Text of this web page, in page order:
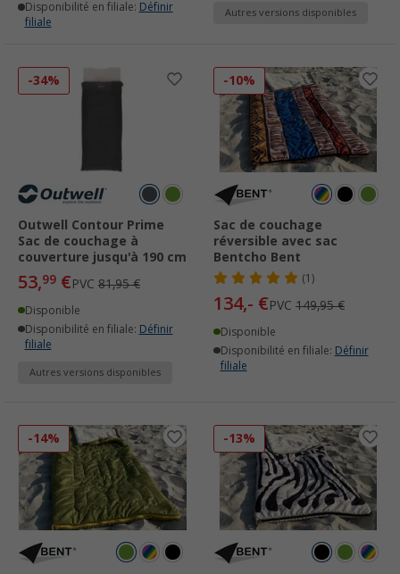
Disponibilité en filiale: Définir
filiale
Autres versions disponibles
-34%
Outwell Contour Prime
Sac de couchage à
couverture jusqu'à 190 cm
53,99 €PVC 81,95 €
Disponible
Disponibilité en filiale: Définir
filiale
Autres versions disponibles
-10%
Sac de couchage
réversible avec sac
Bentcho Bent
(1)
134,- €PVC 149,95 €
Disponible
Disponibilité en filiale: Définir
filiale
-14% -13%